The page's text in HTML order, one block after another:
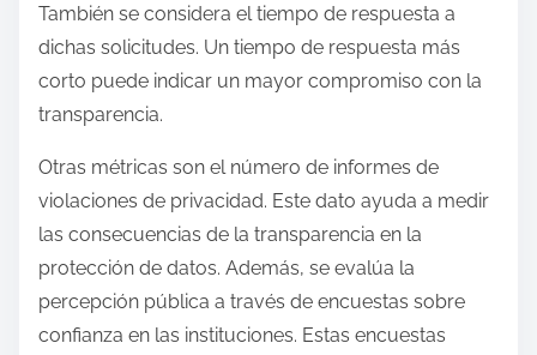
También se considera el tiempo de respuesta a
dichas solicitudes. Un tiempo de respuesta más
corto puede indicar un mayor compromiso con la
transparencia.
Otras métricas son el número de informes de
violaciones de privacidad. Este dato ayuda a medir
las consecuencias de la transparencia en la
protección de datos. Además, se evalúa la
percepción pública a través de encuestas sobre
confianza en las instituciones. Estas encuestas